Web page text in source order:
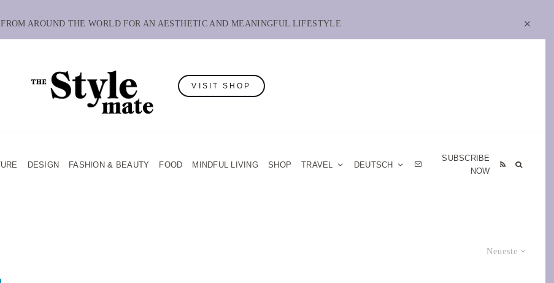
AROUND THE WORLD FOR AN AESTHETIC AND MEANINGFUL LIFESTYLE
VISIT SHOP
DESIGN FASHION & BEAUTY FOOD MINDFUL LIVING SHOP TRAVEL DEUTSCH
SUBSCRIBE
NOW
Neueste